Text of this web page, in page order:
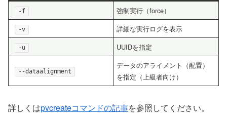
-f 強制実行（force）
-v 詳細な実行ログを表示
-u UUIDを指定
--dataalignment
データのアライメント（配置）
を指定（上級者向け）
詳しくはpvcreateコマンドの記事を参照してください。